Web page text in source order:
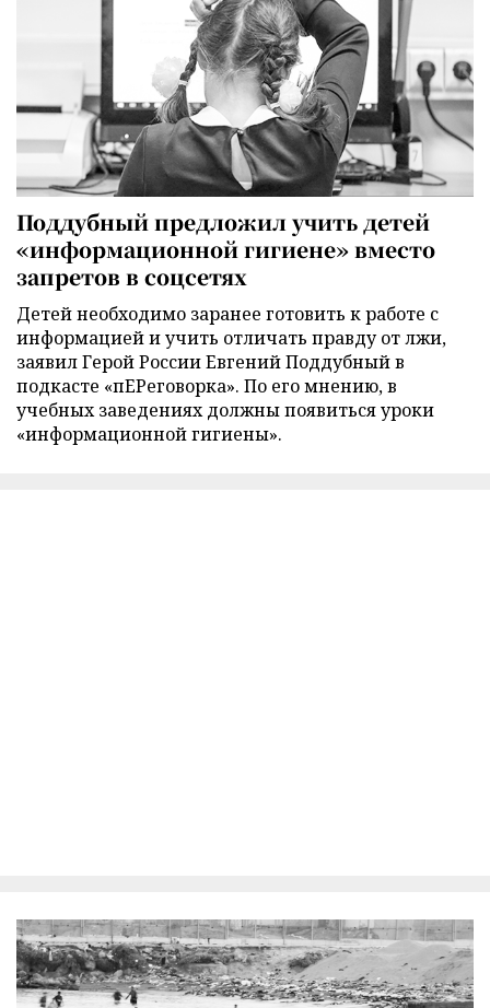
Поддубный предложил учить детей
«информационной гигиене» вместо
запретов в соцсетях
Детей необходимо заранее готовить к работе с
информацией и учить отличать правду от лжи,
заявил Герой России Евгений Поддубный в
подкасте «пЕРеговорка». По его мнению, в
учебных заведениях должны появиться уроки
«информационной гигиены».